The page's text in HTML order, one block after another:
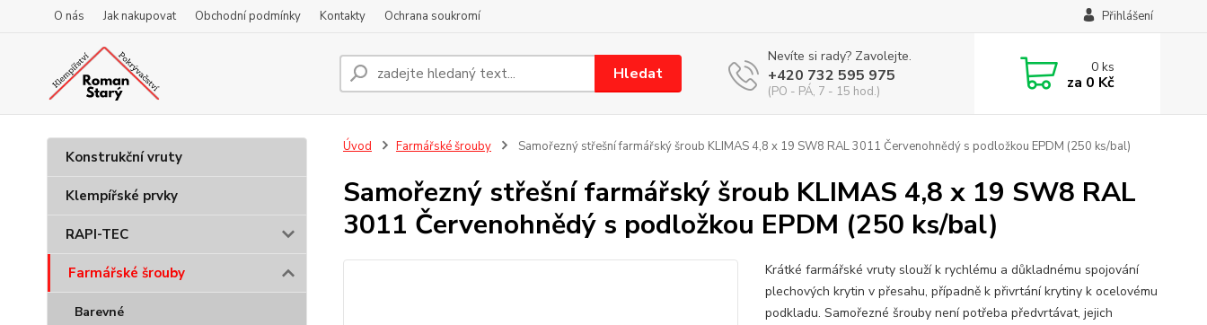
O nás Jak nakupovat Obchodní podmínky Kontakty Ochrana soukromí Přihlášení
Hledat
Nevíte si rady? Zavolejte.
+420 732 595 975
(PO - PÁ, 7 - 15 hod.)
0ks
za 0 Kč
Konstrukční vruty
Klempířské prvky
RAPI-TEC
Farmářské šrouby
Barevné
Úvod Farmářské šrouby Samořezný střešní farmářský šroub KLIMAS 4,8 x 19 SW8 RAL 3011 Červenohnědý s podložkou EPDM (250 ks/bal)
Samořezný střešní farmářský šroub KLIMAS 4,8 x 19 SW8 RAL
3011 Červenohnědý s podložkou EPDM (250 ks/bal)
Krátké farmářské vruty slouží k rychlému a důkladnému spojování
plechových krytin v přesahu, případně k přivrtání krytiny k ocelovému
podkladu. Samořezné šrouby není potřeba předvrtávat, jejich